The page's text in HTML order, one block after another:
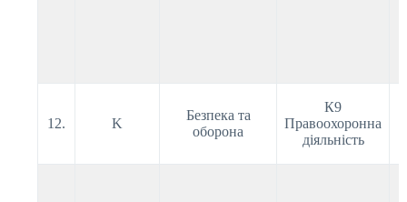
12. K
Безпека та
оборона
К9
Правоохоронна
діяльність